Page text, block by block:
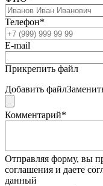
Телефон*
E-mail
Прикрепить файл
Добавить файл
Комментарий*
Отправляя форму, вы
соглашения и даете
данный